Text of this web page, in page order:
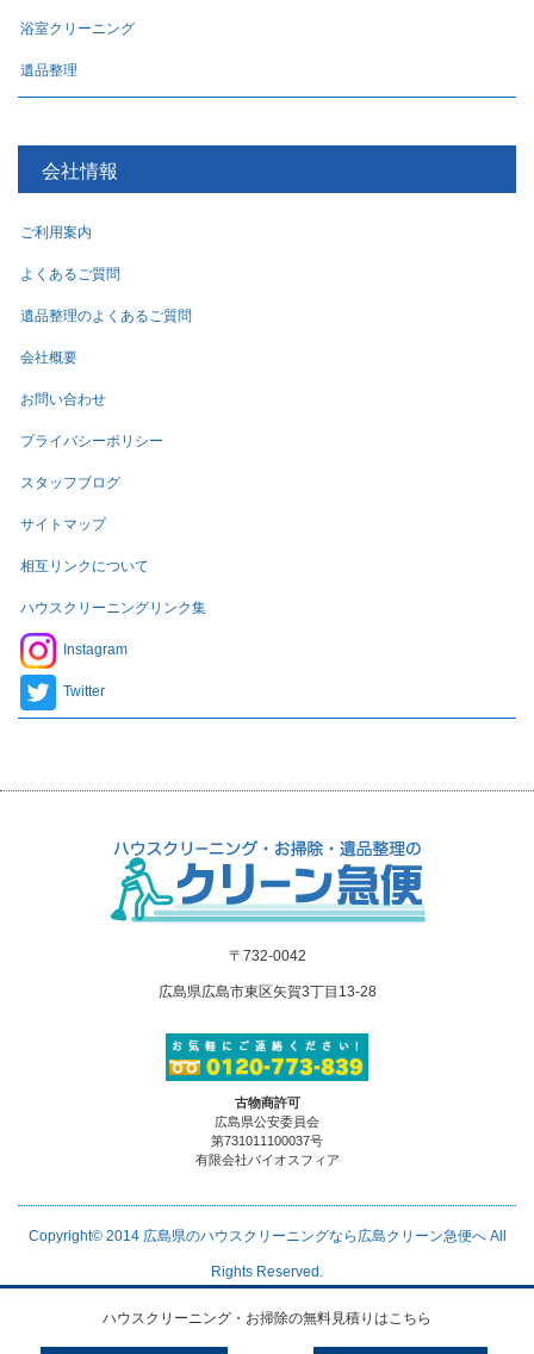
浴室クリーニング
遺品整理
会社情報
ご利用案内
よくあるご質問
遺品整理のよくあるご質問
会社概要
お問い合わせ
プライバシーポリシー
スタッフブログ
サイトマップ
相互リンクについて
ハウスクリーニングリンク集
Instagram
Twitter
〒732-0042
広島県広島市東区矢賀3丁目13-28
古物商許可
広島県公安委員会
第731011100037号
有限会社バイオスフィア
Copyright© 2014 広島県のハウスクリーニングなら広島クリーン急便へAll
Rights Reserved.
ハウスクリーニング・お掃除の無料見積りはこちら